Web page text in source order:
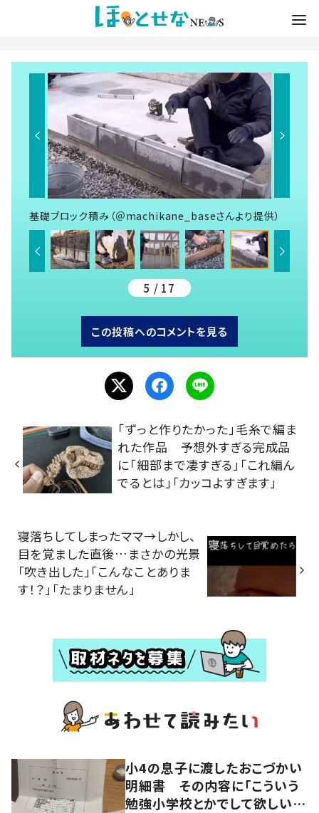
基礎ブロック積み（＠machikane_baseさんより提供）
5 / 17
この投稿へのコメントを見る
「ずっと作りたかった」毛糸で編ま
れた作品 予想外すぎる完成品
に「細部まで凄すぎる」「これ編ん
でるとは」「カッコよすぎます」
寝落ちしてしまったママ→しかし、
目を覚ました直後…まさかの光景
「吹き出した」「こんなことありま
す！？」「たまりません」
小4の息子に渡したおこづかい
明細書 その内容に「こういう
勉強小学校とかでして欲しい」